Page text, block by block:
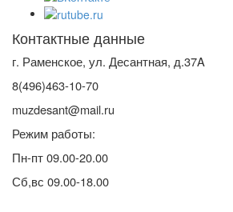
Контактные данные
г. Раменское, ул. Десантная, д.37A
8(496)463-10-70
muzdesant@mail.ru
Режим работы:
Пн-пт 09.00-20.00
Сб,вс 09.00-18.00